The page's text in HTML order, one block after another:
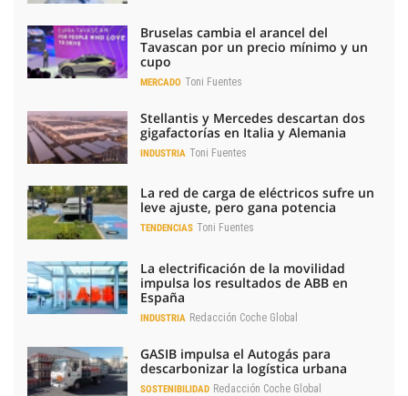
Bruselas cambia el arancel del
Tavascan por un precio mínimo y un
cupo
MERCADO Toni Fuentes
Stellantis y Mercedes descartan dos
gigafactorías en Italia y Alemania
INDUSTRIA Toni Fuentes
La red de carga de eléctricos sufre un
leve ajuste, pero gana potencia
TENDENCIAS Toni Fuentes
La electrificación de la movilidad
impulsa los resultados de ABB en
España
INDUSTRIA Redacción Coche Global
GASIB impulsa el Autogás para
descarbonizar la logística urbana
SOSTENIBILIDAD Redacción Coche Global